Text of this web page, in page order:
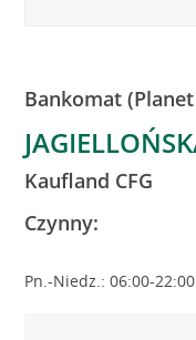
Bankomat (Planet
Kaufland CFG
Czynny:
Pn.-Niedz.: 06:00-22:00